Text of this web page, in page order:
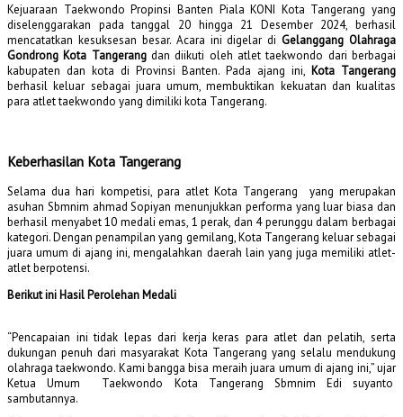
Kejuaraan Taekwondo Propinsi Banten Piala KONI Kota Tangerang yang
diselenggarakan pada tanggal 20 hingga 21 Desember 2024, berhasil
mencatatkan kesuksesan besar. Acara ini digelar diGelanggang Olahraga
Gondrong Kota Tangerangdan diikuti oleh atlet taekwondo dari berbagai
kabupaten dan kota di Provinsi Banten. Pada ajang ini, Kota Tangerang
berhasil keluar sebagai juara umum, membuktikan kekuatan dan kualitas
para atlet taekwondo yang dimiliki kota Tangerang.
Keberhasilan Kota Tangerang
Selama dua hari kompetisi, para atlet Kota Tangerang yang merupakan
asuhan Sbmnim ahmad Sopiyan menunjukkan performa yang luar biasa dan
berhasil menyabet 10 medali emas, 1 perak, dan 4 perunggu dalam berbagai
kategori. Dengan penampilan yang gemilang, Kota Tangerang keluar sebagai
juara umum di ajang ini, mengalahkan daerah lain yang juga memiliki atlet-
atlet berpotensi.
Berikut ini Hasil Perolehan Medali
“Pencapaian ini tidak lepas dari kerja keras para atlet dan pelatih, serta
dukungan penuh dari masyarakat Kota Tangerang yang selalu mendukung
olahraga taekwondo. Kami bangga bisa meraih juara umum di ajang ini,” ujar
Ketua Umum Taekwondo Kota Tangerang Sbmnim Edi suyanto
sambutannya.